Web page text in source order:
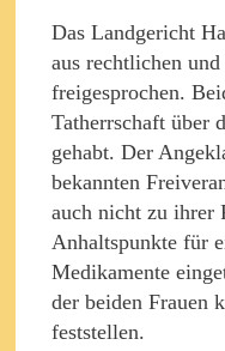
Das Landgericht
aus rechtlichen
freigesprochen.
Tatherrschaft über
gehabt. Der
bekannten
auch nicht zu ihrer
Anhaltspunkte für
Medikamente
der beiden Frauen
feststellen.